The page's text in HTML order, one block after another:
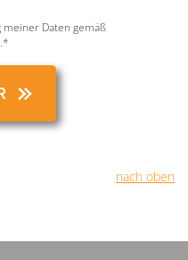
Daten gemäß
nach oben